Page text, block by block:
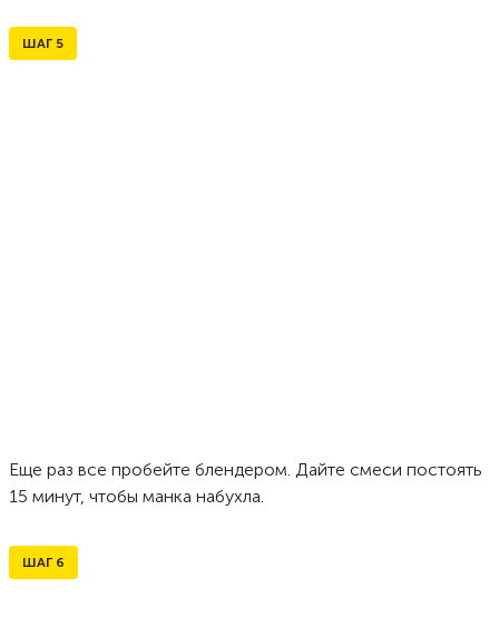
ШАГ 5
Еще раз все пробейте блендером. Дайте смеси постоять
15 минут, чтобы манка набухла.
ШАГ 6